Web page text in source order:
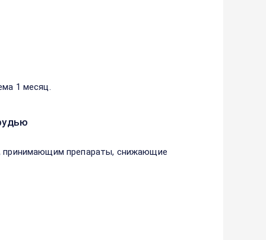
1 месяц.
принимающим препараты, снижающие